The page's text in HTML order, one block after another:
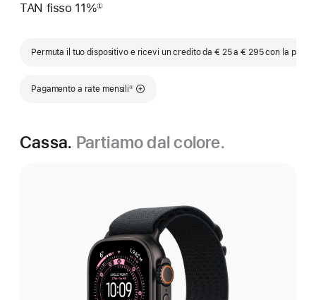
TAN fisso 11%①
Permuta il tuo dispositivo e ricevi un credito da € 25 a € 295 con la
Pagamento a rate mensili
Nota
①
Cassa. Partiamo dal colore.